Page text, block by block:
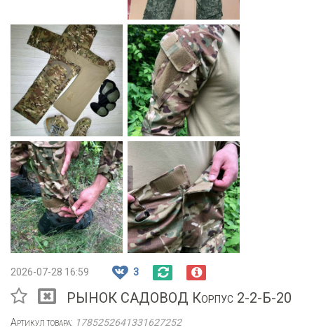
2026-07-28 16:59 3
РЫНОК САДОВОД Корпус 2-2-Б-20
Артикул товара: 1785252641331627252